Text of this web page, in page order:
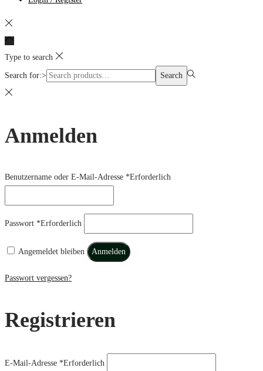
Type to search
Search for:> Search
Anmelden
Benutzername oder E-Mail-Adresse *Erforderlich
Passwort *Erforderlich
Angemeldet bleiben Anmelden
Passwort vergessen?
Registrieren
E-Mail-Adresse *Erforderlich